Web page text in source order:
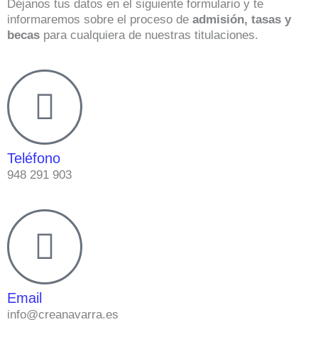
Déjanos tus datos en el siguiente formulario y te
informaremos sobre el proceso de admisión, tasas y
becas para cualquiera de nuestras titulaciones.
Teléfono
948 291 903
Email
info@creanavarra.es